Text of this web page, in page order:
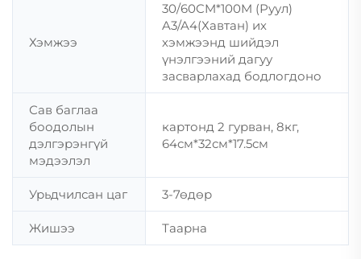
Хэмжээ
30/60CM*100M (Руул)
A3/A4(Хавтан) их
хэмжээнд шийдэл
үнэлгээний дагуу
засварлахад бодлогдоно
Сав баглаа
боодолын
дэлгэрэнгүй
мэдээлэл
картонд 2 гурван, 8кг,
64см*32см*17.5см
Урьдчилсан цаг 3-7өдөр
Жишээ Таарна